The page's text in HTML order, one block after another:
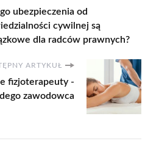
ubezpieczenia od
cywilnej są
dla radców prawnych?
ARTYKUŁ
fizjoterapeuty -
zawodowca